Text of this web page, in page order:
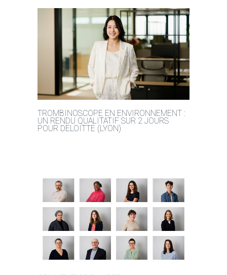
TROMBINOSCOPE EN ENVIRONNEMENT :
UN RENDU QUALITATIF SUR 2 JOURS
POUR DELOITTE (LYON)